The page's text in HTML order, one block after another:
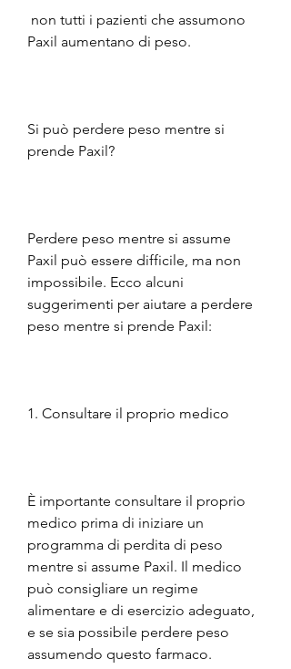
Paxil aumentano di peso.
Si può perdere peso mentre si
prende Paxil?
Perdere peso mentre si assume
Paxil può essere difficile, ma non
impossibile. Ecco alcuni
suggerimenti per aiutare a perdere
peso mentre si prende Paxil:
1. Consultare il proprio medico
È importante consultare il proprio
medico prima di iniziare un
programma di perdita di peso
mentre si assume Paxil. Il medico
può consigliare un regime
alimentare e di esercizio adeguato,
e se sia possibile perdere peso
assumendo questo farmaco.